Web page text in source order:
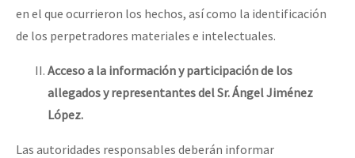
en el que ocurrieron los hechos, así como la identificación
de los perpetradores materiales e intelectuales.
Acceso a la información y participación de los
allegados y representantes del Sr. Ángel Jiménez
López.
Las autoridades responsables deberán informar